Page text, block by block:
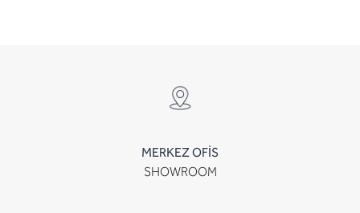
MERKEZ OFİS
SHOWROOM